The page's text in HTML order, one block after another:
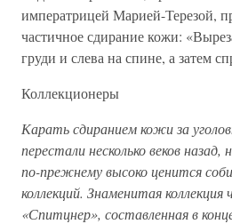
императрицей Марией-Терезой,
частичное сдирание кожи:
груди и слева на спине, а затем
Коллекционеры
Карать сдиранием кожи за
перестали несколько веков назад,
по-прежнему высоко ценится
коллекций. Знаменитая коллекция
«Спитцнер», составленная в